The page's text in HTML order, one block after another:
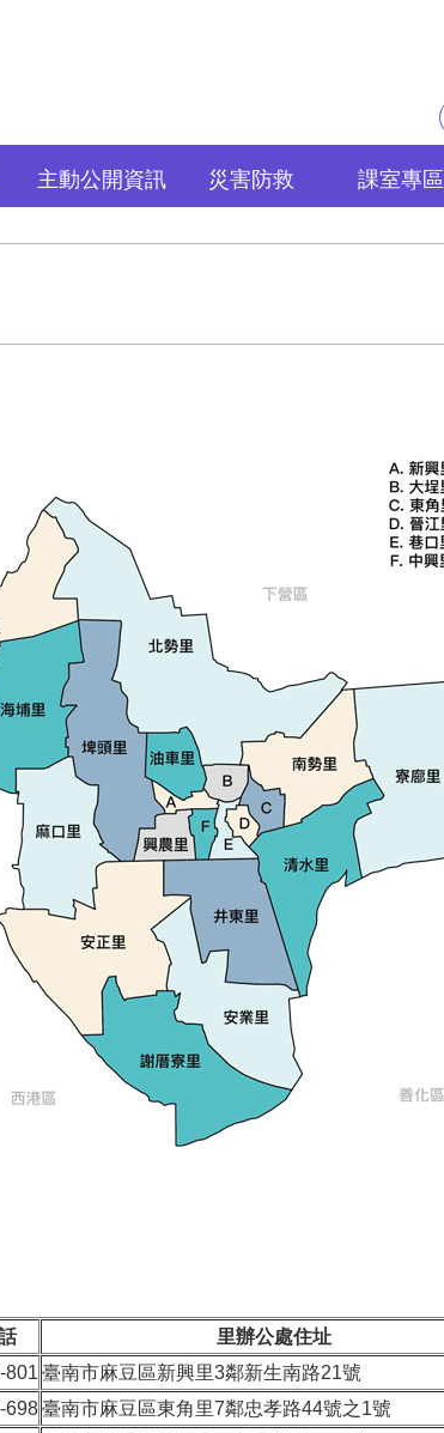
主動公開資訊 災害防救 課室專區
里辦公處住址
801臺南市麻豆區新興里3鄰新生南路21號
698臺南市麻豆區東角里7鄰忠孝路44號之1號